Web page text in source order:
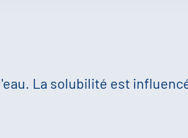
La solubilité est